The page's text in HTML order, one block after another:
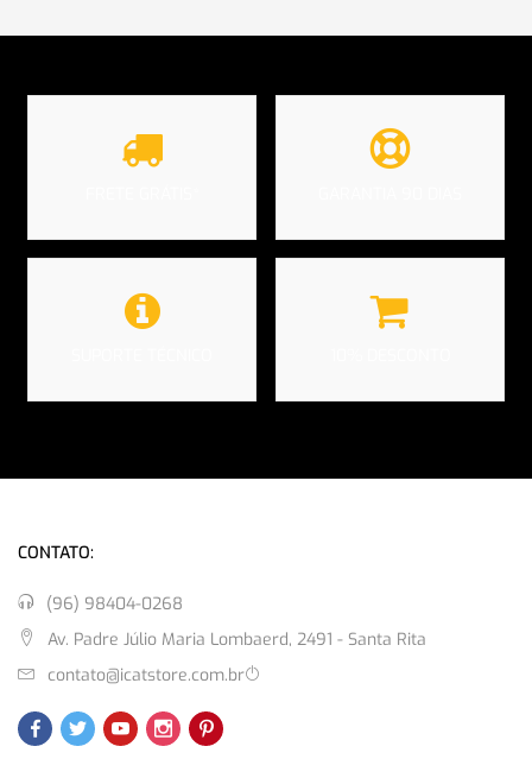
CONTATO:
(96) 98404-0268
Av. Padre Júlio Maria Lombaerd, 2491 - Santa Rita
contato@icatstore.com.br